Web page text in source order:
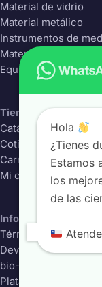
Material de vidrio
Material metálico
Instrumentos de
Material Plástico
Equipos de
Tienda
Catálogo completo
Cotizador
Carrito
Mi cuenta
Información
Términos y
Devoluciones
bio-class.com
Plataforma educativa
Hola
¿Tienes
Estamos
los
de las